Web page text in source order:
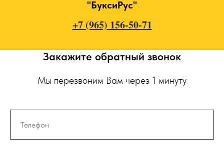
"БуксиРус"
+7 (965) 156-50-71
Закажите обратный звонок
Мы перезвоним Вам через 1 минуту